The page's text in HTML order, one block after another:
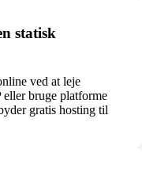
statisk
ved at leje
bruge platforme
gratis hosting til